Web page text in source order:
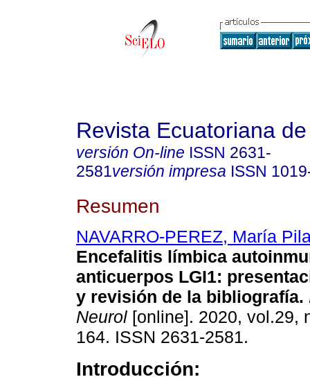
Revista Ecuatoriana
versión On-line ISSN 2631-
2581versión impresa ISSN
Resumen
NAVARRO-PEREZ, María
Encefalitis límbica
anticuerpos LGI1:
y revisión de la bibliografía.
Neurol [online]. 2020, vol.29,
164. ISSN 2631-2581.
Introducción: